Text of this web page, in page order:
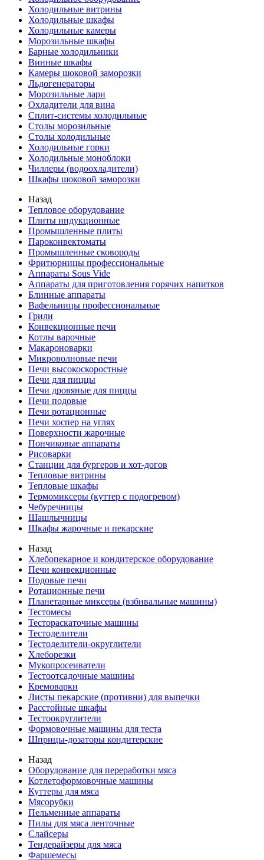
Холодильные витрины
Холодильные шкафы
Холодильные камеры
Морозильные шкафы
Барные холодильники
Винные шкафы
Камеры шоковой заморозки
Льдогенераторы
Морозильные лари
Охладители для вина
Сплит-системы холодильные
Столы морозильные
Столы холодильные
Холодильные горки
Холодильные моноблоки
Чиллеры (водоохладители)
Шкафы шоковой заморозки
Назад
Тепловое оборудование
Плиты индукционные
Промышленные плиты
Пароконвектоматы
Промышленные сковороды
Фритюрницы профессиональные
Аппараты Sous Vide
Аппараты для приготовления горячих напитков
Блинные аппараты
Вафельницы профессиональные
Грили
Конвекционные печи
Котлы варочные
Макароноварки
Микроволновые печи
Печи высокоскоростные
Печи для пиццы
Печи дровяные для пиццы
Печи подовые
Печи ротационные
Печи хоспер на углях
Поверхности жарочные
Пончиковые аппараты
Рисоварки
Станции для бургеров и хот-догов
Тепловые витрины
Тепловые шкафы
Термомиксеры (куттер с подогревом)
Чебуречницы
Шашлычницы
Шкафы жарочные и пекарские
Назад
Хлебопекарное и кондитерское оборудование
Печи конвекционные
Подовые печи
Ротационные печи
Планетарные миксеры (взбивальные машины)
Тестомесы
Тестораскаточные машины
Тестоделители
Тестоделители-округлители
Хлеборезки
Мукопросеиватели
Тестоотсадочные машины
Кремоварки
Листы пекарские (противни) для выпечки
Расстойные шкафы
Тестоокруглители
Формовочные машины для теста
Шприцы-дозаторы кондитерские
Назад
Оборудование для переработки мяса
Котлетоформовочные машины
Куттеры для мяса
Мясорубки
Пельменные аппараты
Пилы для мяса ленточные
Слайсеры
Тендерайзеры для мяса
Фаршемесы